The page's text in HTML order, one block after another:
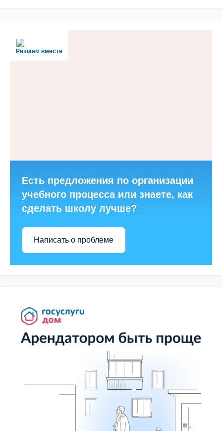
Решаем вместе
Есть предложения по организации
учебного процесса или знаете, как
сделать школу лучше?
Написать о проблеме